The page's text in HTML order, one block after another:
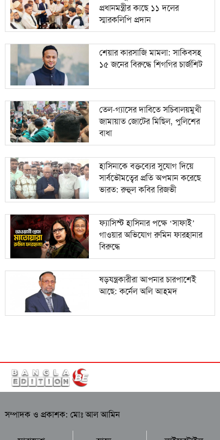
প্রধানমন্ত্রীর কাছে ১১ দলের
স্মারকলিপি প্রদান
শেয়ার কারসাজি মামলা: সাকিবসহ
১৫ জনের বিরুদ্ধে শিগগির চার্জশিট
তেল-গ্যাসের দাবিতে সচিবালয়মুখী
জামায়াত জোটের মিছিল, পুলিশের
বাধা
হাসিনাকে বক্তব্যের সুযোগ দিয়ে
সার্বভৌমত্বের প্রতি অপমান করেছে
ভারত: রুহুল কবির রিজভী
ফ্যাসিস্ট হাসিনার পক্ষে ‘সাফাই’
গাওয়ার অভিযোগ রুমিন ফারহানার
বিরুদ্ধে
ষড়যন্ত্রকারীরা আপনার চারপাশেই
আছে: কর্নেল অলি আহমদ
সম্পাদক ও প্রকাশক: মোঃ আল আমিন